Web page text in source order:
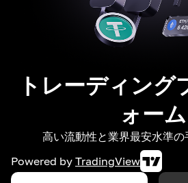
トレーディング
ォーム
高い流動性と業界最安水準
Powered by TradingView